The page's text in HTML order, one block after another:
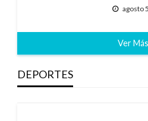
agosto
Ver Más
DEPORTES